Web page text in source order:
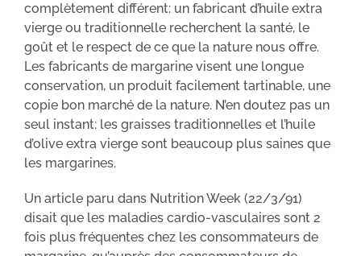
complètement différent: un fabricant d’huile extra
vierge ou traditionnelle recherchent la santé, le
goût et le respect de ce que la nature nous offre.
Les fabricants de margarine visent une longue
conservation, un produit facilement tartinable, une
copie bon marché de la nature. N’en doutez pas un
seul instant: les graisses traditionnelles et l’huile
d’olive extra vierge sont beaucoup plus saines que
les margarines.
Un article paru dans Nutrition Week (22/3/91)
disait que les maladies cardio-vasculaires sont 2
fois plus fréquentes chez les consommateurs de